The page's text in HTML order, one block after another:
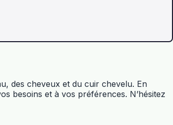
des cheveux et du cuir chevelu. En
besoins et à vos préférences. N’hésitez